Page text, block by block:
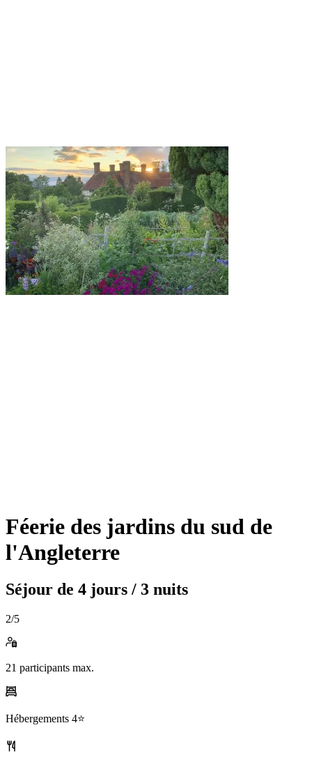
Féerie des jardins du sud de
l'Angleterre
Séjour de 4 jours / 3 nuits
2/5
21 participants max.
Hébergements 4⭐️